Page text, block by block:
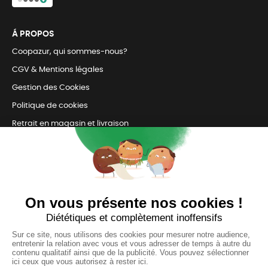
Á PROPOS
Coopazur, qui sommes-nous?
CGV & Mentions légales
Gestion des Cookies
Politique de cookies
Retrait en magasin et livraison
Nous sommes connectés
pour répondre à tous vos besoins
SUIVEZ-NOUS